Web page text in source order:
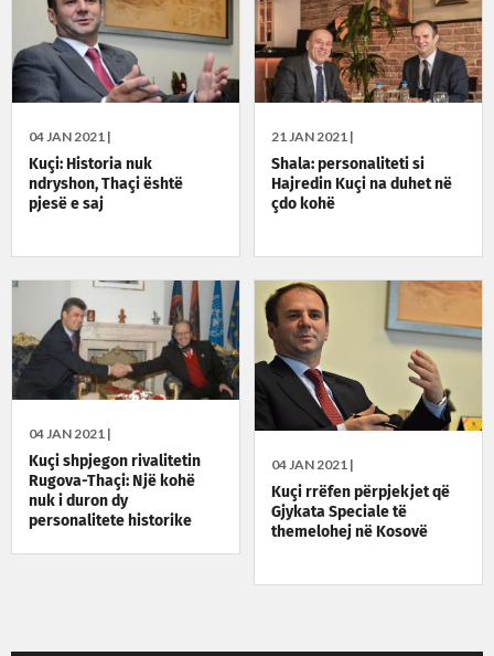
21 JAN 2021 |
Shala: personaliteti si
Hajredin Kuçi na duhet në
çdo kohë
04 JAN 2021 |
Kuçi: Historia nuk
ndryshon, Thaçi është
pjesë e saj
04 JAN 2021 |
Kuçi rrëfen përpjekjet që
Gjykata Speciale të
themelohej në Kosovë
04 JAN 2021 |
Kuçi shpjegon rivalitetin
Rugova-Thaçi: Një kohë
nuk i duron dy
personalitete historike